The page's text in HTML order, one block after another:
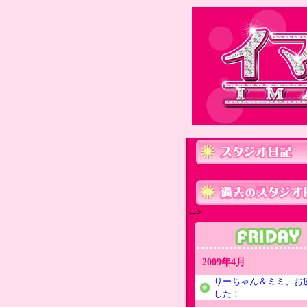
-->
2009年4月
りーちゃん＆ミミ、お
した！